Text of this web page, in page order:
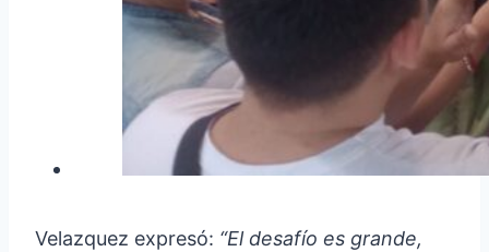
Velazquez expresó: “El desafío es grande,